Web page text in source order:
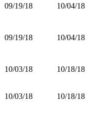
09/19/18 10/04/18
09/19/18 10/04/18
10/03/18 10/18/18
10/03/18 10/18/18